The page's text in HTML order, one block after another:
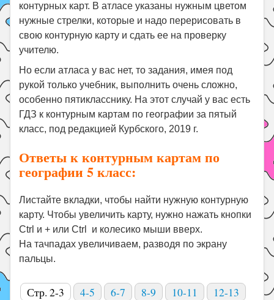
контурных карт. В атласе указаны нужным цветом
нужные стрелки, которые и надо перерисовать в
свою контурную карту и сдать ее на проверку
учителю.
Но если атласа у вас нет, то задания, имея под
рукой только учебник, выполнить очень сложно,
особенно пятикласснику. На этот случай у вас есть
ГДЗ к контурным картам по географии за пятый
класс, под редакцией Курбского, 2019 г.
Ответы к контурным картам по
географии 5 класс:
Листайте вкладки, чтобы найти нужную контурную
карту. Чтобы увеличить карту, нужно нажать кнопки
Ctrl и + или Ctrl и колесико мыши вверх.
На тачпадах увеличиваем, разводя по экрану
пальцы.
Стр. 2-3 4-5 6-7 8-9 10-11
12-13